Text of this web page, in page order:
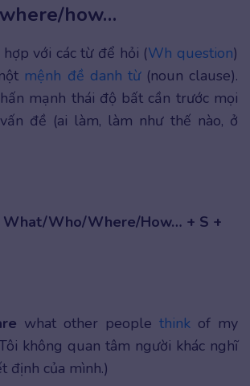
how…
hợp với các từ để hỏi (Wh question)
mệnh đề danh từ(noun clause).
mạnh thái độ bất cần trước mọi
đề (ai làm, làm như thế nào, ở
What/Who/Where/How… + S +
what other people think of my
không quan tâm người khác nghĩ
định của mình.)